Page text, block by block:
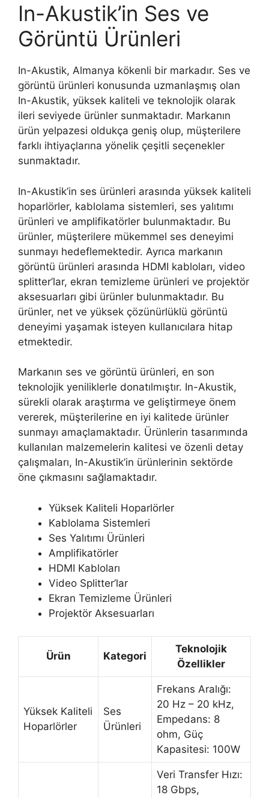
In-Akustik’in Ses ve
Görüntü Ürünleri
In-Akustik, Almanya kökenli bir markadır. Ses ve
görüntü ürünleri konusunda uzmanlaşmış olan
In-Akustik, yüksek kaliteli ve teknolojik olarak
ileri seviyede ürünler sunmaktadır. Markanın
ürün yelpazesi oldukça geniş olup, müşterilere
farklı ihtiyaçlarına yönelik çeşitli seçenekler
sunmaktadır.
In-Akustik’in ses ürünleri arasında yüksek kaliteli
hoparlörler, kablolama sistemleri, ses yalıtımı
ürünleri ve amplifikatörler bulunmaktadır. Bu
ürünler, müşterilere mükemmel ses deneyimi
sunmayı hedeflemektedir. Ayrıca markanın
görüntü ürünleri arasında HDMI kabloları, video
splitter’lar, ekran temizleme ürünleri ve projektör
aksesuarları gibi ürünler bulunmaktadır. Bu
ürünler, net ve yüksek çözünürlüklü görüntü
deneyimi yaşamak isteyen kullanıcılara hitap
etmektedir.
Markanın ses ve görüntü ürünleri, en son
teknolojik yeniliklerle donatılmıştır. In-Akustik,
sürekli olarak araştırma ve geliştirmeye önem
vererek, müşterilerine en iyi kalitede ürünler
sunmayı amaçlamaktadır. Ürünlerin tasarımında
kullanılan malzemelerin kalitesi ve özenli detay
çalışmaları, In-Akustik’in ürünlerinin sektörde
öne çıkmasını sağlamaktadır.
Yüksek Kaliteli Hoparlörler
Kablolama Sistemleri
Ses Yalıtımı Ürünleri
Amplifikatörler
HDMI Kabloları
Video Splitter’lar
Ekran Temizleme Ürünleri
Projektör Aksesuarları
Ürün Kategori
Teknolojik
Özellikler
Yüksek Kaliteli
Hoparlörler
Ses
Ürünleri
Frekans Aralığı:
20 Hz – 20 kHz,
Empedans: 8
ohm, Güç
Kapasitesi: 100W
Veri Transfer Hızı:
18 Gbps,